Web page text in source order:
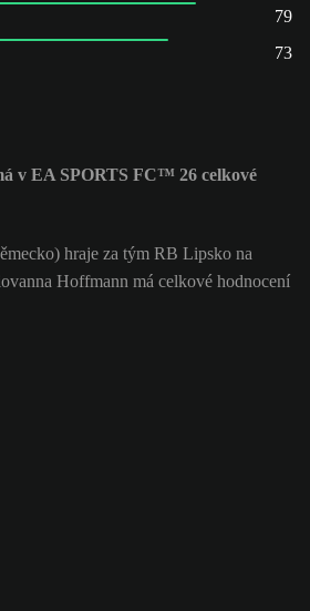
79
73
v EA SPORTS FC™ 26 celkové
hraje za tým RB Lipsko na
Hoffmann má celkové hodnocení